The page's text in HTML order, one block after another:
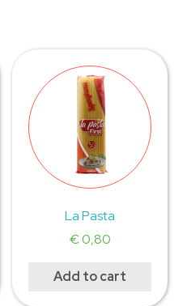
La Pasta
€0,80
Add to cart